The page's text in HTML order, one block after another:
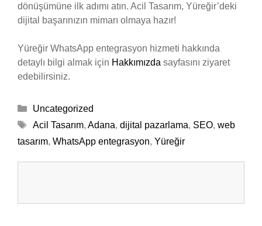
dönüşümüne ilk adımı atın. Acil Tasarım, Yüreğir’deki
dijital başarınızın mimarı olmaya hazır!
Yüreğir WhatsApp entegrasyon hizmeti hakkında
detaylı bilgi almak için Hakkımızda sayfasını ziyaret
edebilirsiniz.
Kategoriler
Uncategorized
Etiketler
Acil Tasarım, Adana, dijital pazarlama, SEO, web
tasarım, WhatsApp entegrasyon, Yüreğir